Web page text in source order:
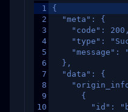
1
2
3
4
5
6
7
8
9
10
{
  "meta": {
    "code": 200,
"type":
"message":
  },
  "data": {
      {
"id":